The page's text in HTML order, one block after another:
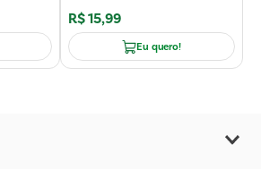
R$15,99
Eu quero!